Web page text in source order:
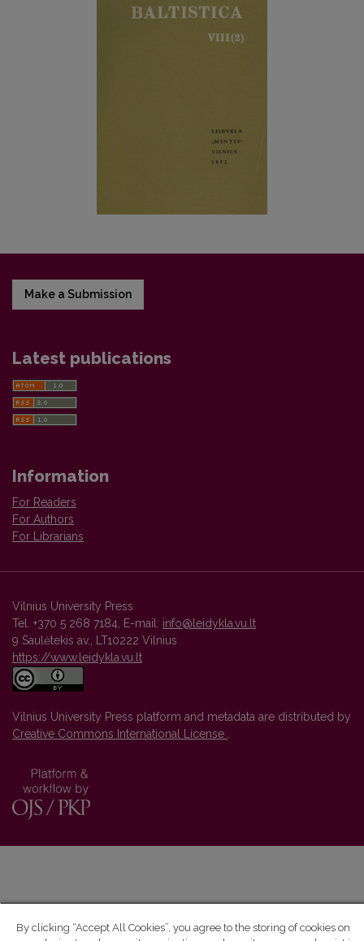
Make a Submission
Latest publications
Information
For Readers
For Authors
For Librarians
Vilnius University Press
Tel. +370 5 268 7184, E-mail: info@leidykla.vu.lt
9 Saulėtekis av., LT10222 Vilnius
https://www.leidykla.vu.lt
Vilnius University Press platform and metadata are distributed by
Creative Commons International License .
By clicking “Accept All Cookies”, you agree to the storing of cookies on